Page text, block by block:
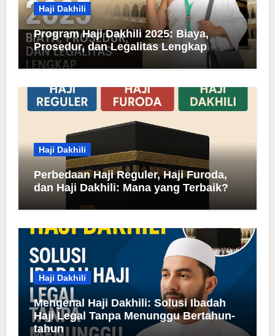
Haji Dakhili
Program Haji Dakhili 2025: Biaya,
Prosedur, dan Legalitas Lengkap
Haji Dakhili
Perbedaan Haji Reguler, Haji Furoda,
dan Haji Dakhili: Mana yang Terbaik?
Haji Dakhili
Mengenal Haji Dakhili: Solusi Ibadah
Haji Legal Tanpa Menunggu Bertahun-
tahun